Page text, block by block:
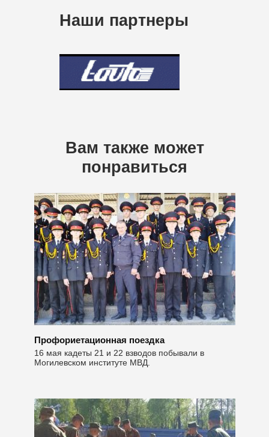
Наши партнеры
Вам также может
понравиться
Профориетационная поездка
16 мая кадеты 21 и 22 взводов побывали в
Могилевском институте МВД.